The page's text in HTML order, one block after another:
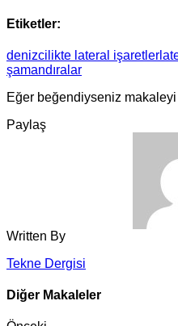
Etiketler:
denizcilikte lateral işaretler
şamandıralar
Eğer beğendiyseniz makaleyi
Paylaş
Written By
Tekne Dergisi
Diğer Makaleler